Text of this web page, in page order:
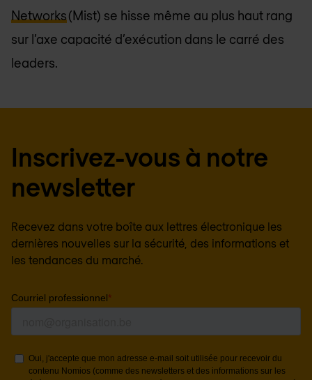
Networks(Mist) se hisse même au plus haut rang
sur l’axe capacité d’exécution dans le carré des
leaders.
Inscrivez-vous à notre
newsletter
Recevez dans votre boîte aux lettres électronique les
dernières nouvelles sur la sécurité, des informations et
les tendances du marché.